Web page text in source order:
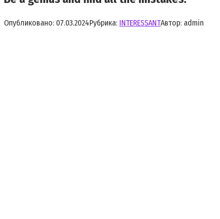
Опубликовано: 07.03.2024Рубрика: INTERESSANTАвтор: admin